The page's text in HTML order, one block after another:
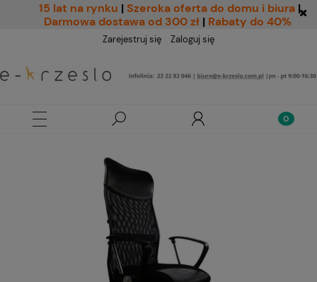
15 lat na rynku | Szeroka oferta do domu i biura |
Darmowa dostawa od 300 zł | Rabaty do 40%
Zarejestruj się Zaloguj się